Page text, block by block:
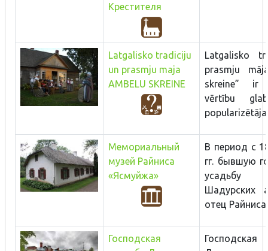
Крестителя
Latgalisko tradiciju
un prasmju maja
AMBELU SKREINE
Latgalisko
prasmju
skreine” ir
vērtību
Мемориальный
музей Райниса
«Ясмуйжа»
В период с
гг. бывшую
Шадурских
отец
Господская